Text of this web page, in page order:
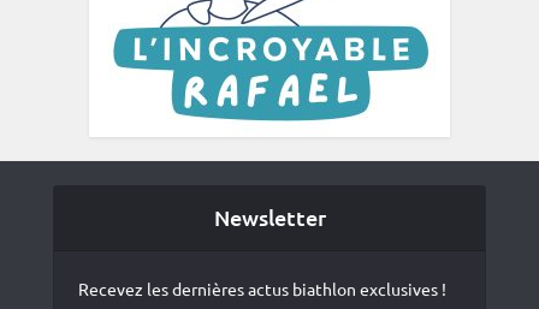
Newsletter
Recevez les dernières actus biathlon exclusives !